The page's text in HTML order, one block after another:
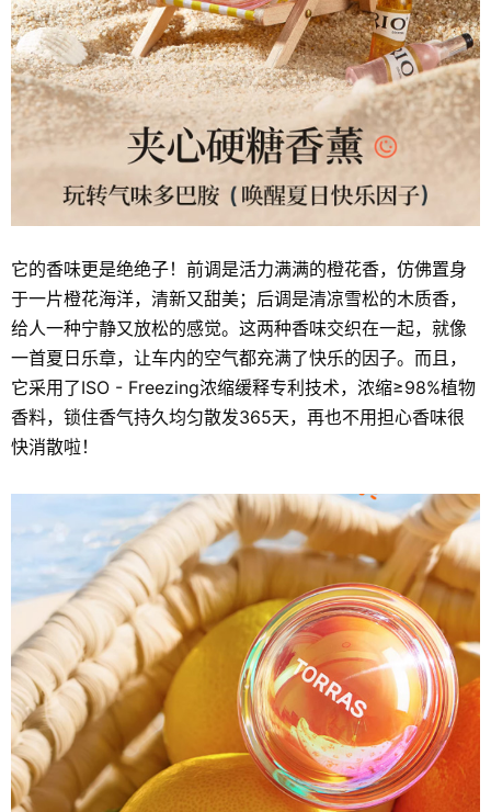
它的香味更是绝绝子！前调是活力满满的橙花香，仿佛置身
于一片橙花海洋，清新又甜美；后调是清凉雪松的木质香，
给人一种宁静又放松的感觉。这两种香味交织在一起，就像
一首夏日乐章，让车内的空气都充满了快乐的因子。而且，
它采用了ISO - Freezing浓缩缓释专利技术，浓缩≥98%植物
香料，锁住香气持久均匀散发365天，再也不用担心香味很
快消散啦！